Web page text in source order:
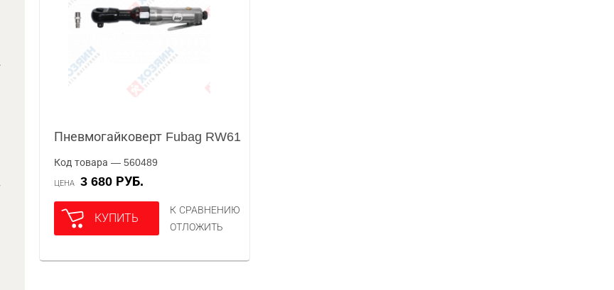
Пневмогайковерт Fubag RW61
Код товара — 560489
ЦЕНА 3 680 РУБ.
КУПИТЬ
К СРАВНЕНИЮ
ОТЛОЖИТЬ